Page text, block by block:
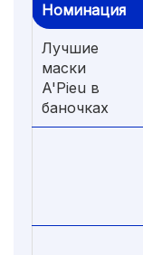
Номинация
Лучшие
маски
A'Pieu в
баночках